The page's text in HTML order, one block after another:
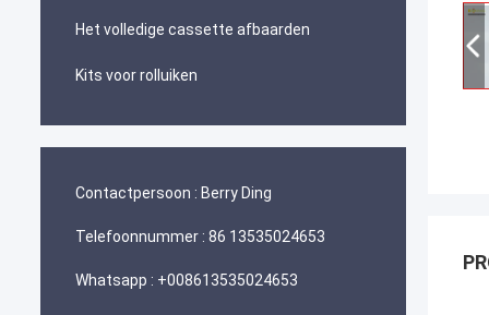
Het volledige cassette afbaarden
Kits voor rolluiken
Contactpersoon : Berry Ding
Telefoonnummer : 86 13535024653
Whatsapp : +008613535024653